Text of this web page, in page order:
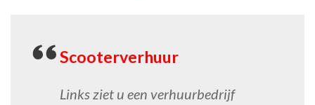
Scooterverhuur
Links ziet u een verhuurbedrijf